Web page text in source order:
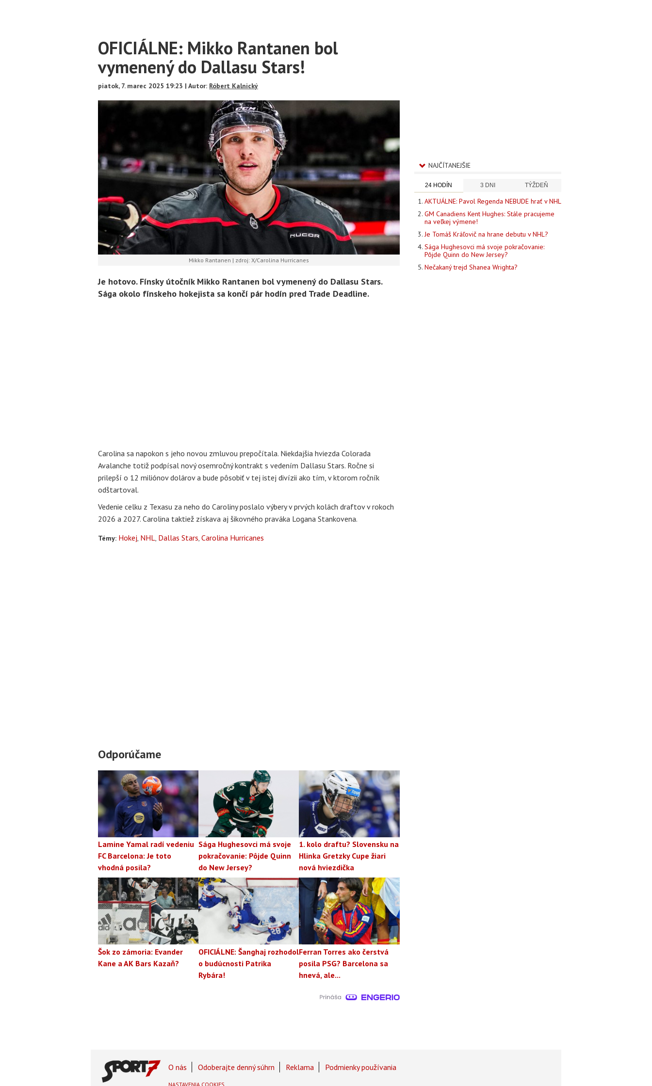
Main
Content
OFICIÁLNE: Mikko Rantanen bol
vymenený do Dallasu Stars!
piatok, 7. marec 2025 19:23 | Autor: Róbert Kalnický
Mikko Rantanen | zdroj: X/Carolina Hurricanes
Je hotovo. Fínsky útočník Mikko Rantanen bol vymenený do Dallasu Stars.
Sága okolo fínskeho hokejista sa končí pár hodín pred Trade Deadline.
Carolina sa napokon s jeho novou zmluvou prepočítala. Niekdajšia hviezda Colorada
Avalanche totiž podpísal nový osemročný kontrakt s vedením Dallasu Stars. Ročne si
prilepší o 12 miliónov dolárov a bude pôsobiť v tej istej divízii ako tím, v ktorom ročník
odštartoval.
Vedenie celku z Texasu za neho do Caroliny poslalo výbery v prvých kolách draftov v rokoch
2026 a 2027. Carolina taktiež získava aj šikovného praváka Logana Stankovena.
Témy: Hokej NHL Dallas Stars Carolina Hurricanes
Odporúčame
Lamine Yamal radí vedeniu
FC Barcelona: Je toto
vhodná posila?
Sága Hughesovci má svoje
pokračovanie: Pôjde Quinn
do New Jersey?
1. kolo draftu? Slovensku na
Hlinka Gretzky Cupe žiari
nová hviezdička
Šok zo zámoria: Evander
Kane a AK Bars Kazaň?
OFICIÁLNE: Šanghaj rozhodol
o budúcnosti Patrika
Rybára!
Ferran Torres ako čerstvá
posila PSG? Barcelona sa
hnevá, ale...
NAJČÍTANEJŠIE
24 HODÍN 3 DNI TÝŽDEŇ
AKTUÁLNE: Pavol Regenda NEBUDE hrať v NHL
GM Canadiens Kent Hughes: Stále pracujeme
na veľkej výmene!
Je Tomáš Kráľovič na hrane debutu v NHL?
Sága Hughesovci má svoje pokračovanie:
Pôjde Quinn do New Jersey?
Nečakaný trejd Shanea Wrighta?
Footer
Footer
O nás Odoberajte denný súhrn Reklama Podmienky používania
NASTAVENIA COOKIES